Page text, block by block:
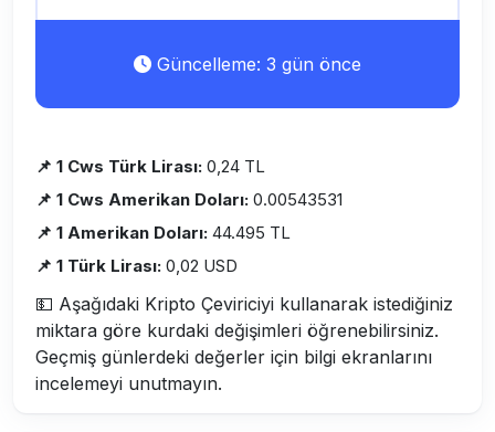
Güncelleme: 3 gün önce
📌 1 Cws Türk Lirası: 0,24 TL
📌 1 Cws Amerikan Doları: 0.00543531
📌 1 Amerikan Doları: 44.495 TL
📌 1 Türk Lirası: 0,02 USD
💵 Aşağıdaki Kripto Çeviriciyi kullanarak istediğiniz
miktara göre kurdaki değişimleri öğrenebilirsiniz.
Geçmiş günlerdeki değerler için bilgi ekranlarını
incelemeyi unutmayın.